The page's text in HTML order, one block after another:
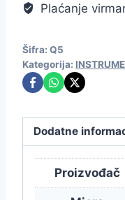
Plaćanje
Šifra: Q5
Kategorija:
Dodatne
Proizvođač